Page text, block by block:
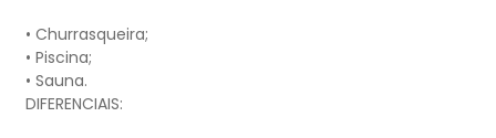
• Churrasqueira;
• Piscina;
• Sauna.
DIFERENCIAIS: